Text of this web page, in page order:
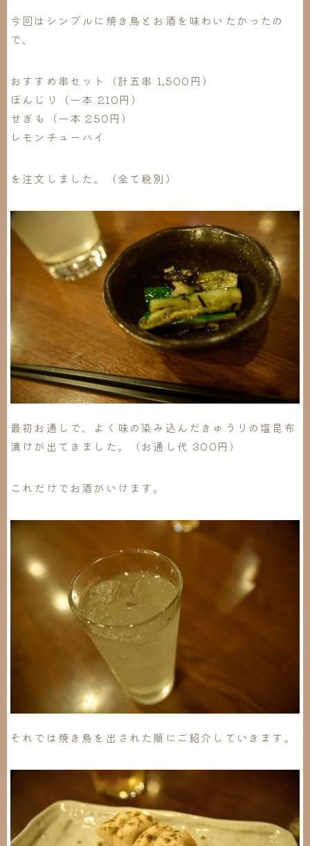
今回はシンプルに焼き鳥とお酒を味わいたかったの
で、
おすすめ串セット（計五串 1,500円）
ぼんじり（一本 210円）
せぎも（一本 250円）
レモンチューハイ
を注文しました。（全て税別）
最初お通しで、よく味の染み込んだきゅうりの塩昆布
漬けが出てきました。（お通し代 300円）
これだけでお酒がいけます。
それでは焼き鳥を出された順にご紹介していきます。